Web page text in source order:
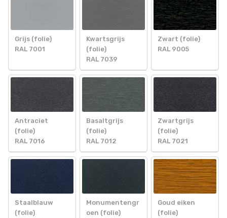
Grijs (folie)
RAL 7001
Kwartsgrijs
(folie)
RAL 7039
Zwart (folie)
RAL 9005
Antraciet
(folie)
RAL 7016
Basaltgrijs
(folie)
RAL 7012
Zwartgrijs
(folie)
RAL 7021
Staalblauw
(folie)
Monumentengr
oen (folie)
Goud eiken
(folie)